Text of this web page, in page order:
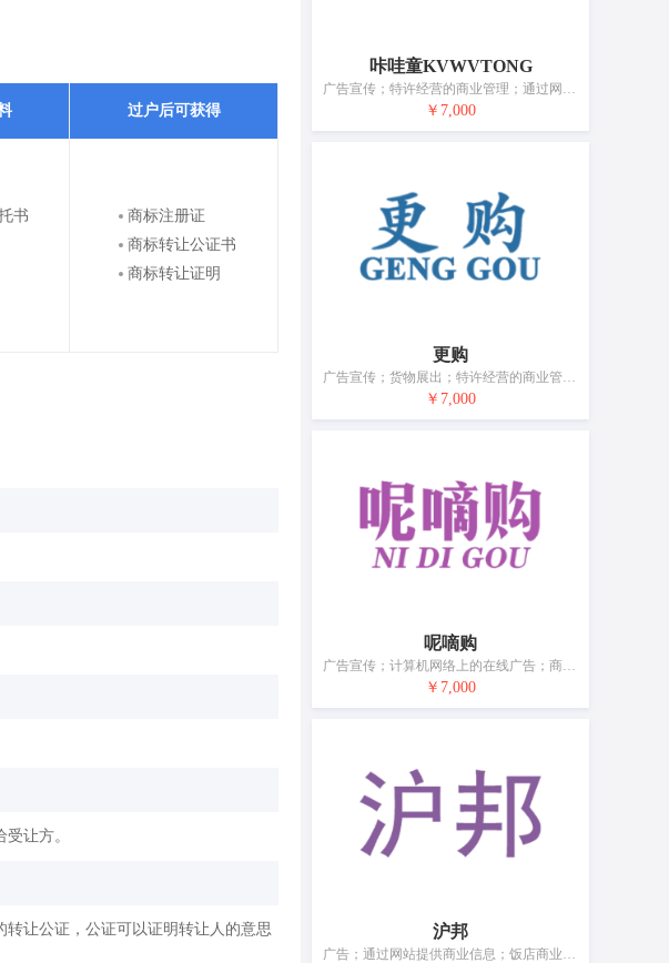
过户后可获得
书
商标注册证
商标转让公证书
商标转让证明
让方。
让公证，公证可以证明转让人的意思
咔哇童KVWVTONG
广告宣传；特许经营的商业管理；通过网站提供商业信息；为商品和服务的买卖双方提供在线市场；市场营销；替他人推销；职业介绍；将信息编入计算机数据库；自动售货机出租；药用、兽医用、卫生用制剂和医疗用品的零售服务
￥7,000
更购
广告宣传；货物展出；特许经营的商业管理；组织商业或广告展览；通过网站提供商业信息；为他人的商品和服务进行市场营销；提供在线拍卖服务；在计算机数据库中更新和维护数据；自动售货机出租；药品零售或批发服务
￥7,000
呢嘀购
广告宣传；计算机网络上的在线广告；商业管理辅助；特许经营的商业管理；组织商业或广告交易会；为商品和服务的买卖双方提供在线市场；替他人推销；在计算机数据库中更新和维护数据；自动售货机出租；药用、兽医用、卫生用制剂和医疗用品的零售服务
￥7,000
沪邦
广告；通过网站提供商业信息；饭店商业管理；进出口代理；人事管理；商业企业迁移；为商业或广告目的汇编信息索引；会计；寻找赞助；药品零售或批发服务